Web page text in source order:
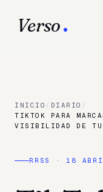
Verso
INICIO / DIARIO /
TIKTOK PARA
VISIBILIDAD DE TU
RRSS ·18